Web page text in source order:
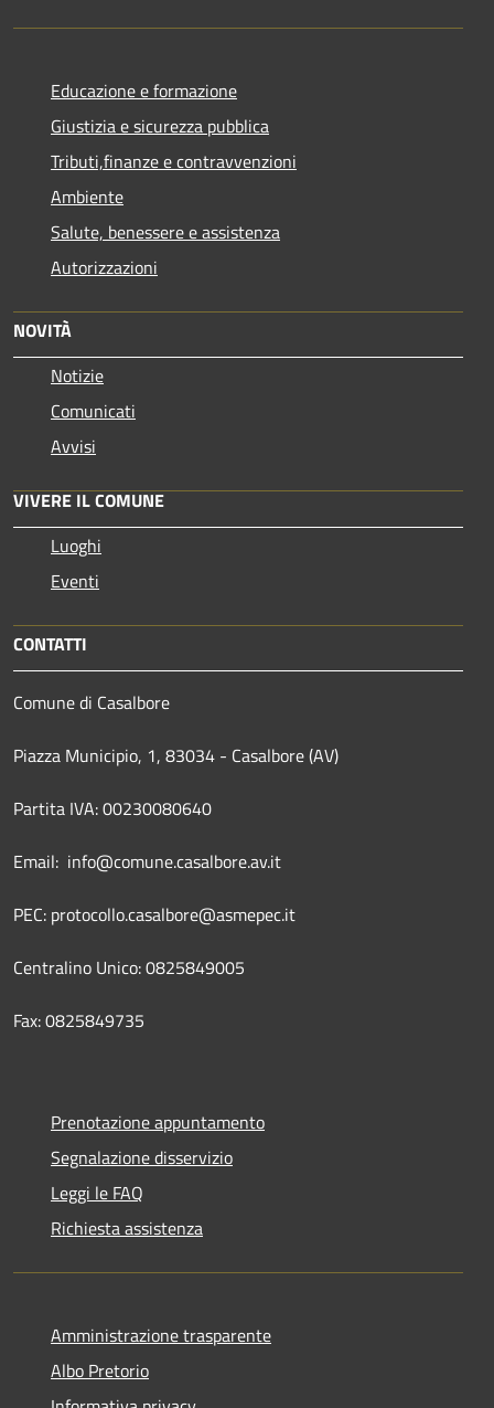
Educazione e formazione
Giustizia e sicurezza pubblica
Tributi,finanze e contravvenzioni
Ambiente
Salute, benessere e assistenza
Autorizzazioni
NOVITÀ
Notizie
Comunicati
Avvisi
VIVERE IL COMUNE
Luoghi
Eventi
CONTATTI
Comune di Casalbore
Piazza Municipio, 1, 83034 - Casalbore (AV)
Partita IVA: 00230080640
Email: info@comune.casalbore.av.it
PEC: protocollo.casalbore@asmepec.it
Centralino Unico: 0825849005
Fax: 0825849735
Prenotazione appuntamento
Segnalazione disservizio
Leggi le FAQ
Richiesta assistenza
Amministrazione trasparente
Albo Pretorio